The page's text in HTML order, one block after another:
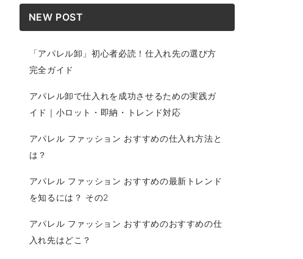
NEW POST
「アパレル卸」初心者必読！仕入れ先の選び方
完全ガイド
アパレル卸で仕入れを成功させるための実践ガ
イド｜小ロット・即納・トレンド対応
アパレル ファッション おすすめの仕入れ方法と
は？
アパレル ファッション おすすめの最新トレンド
を知るには？ その2
アパレル ファッション おすすめのおすすめの仕
入れ先はどこ？